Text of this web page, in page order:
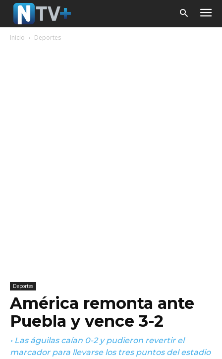
Inicio Deportes
Deportes
América remonta ante
Puebla y vence 3-2
• Las águilas caían 0-2 y pudieron revertir el
marcador para llevarse los tres puntos del estadio